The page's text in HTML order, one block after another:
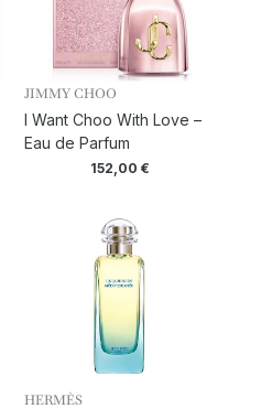
JIMMY CHOO
I Want Choo With Love –
Eau de Parfum
152,00€
HERMÈS